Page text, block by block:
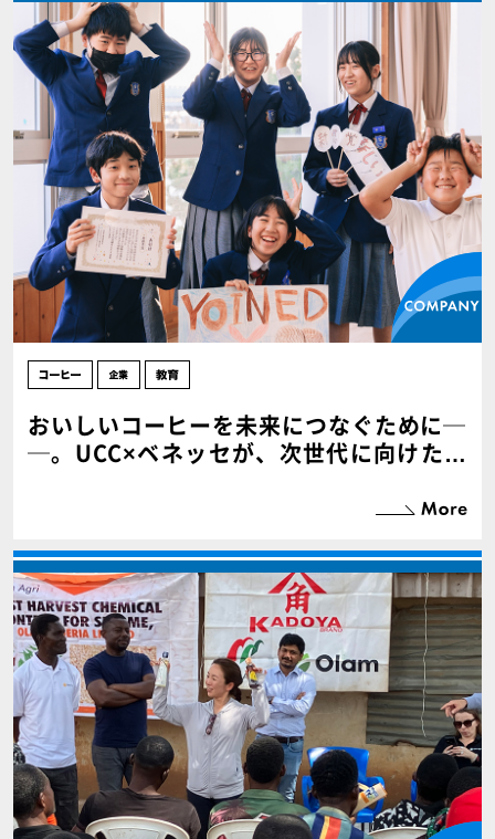
おいしいコーヒーを未来につなぐために─
─。UCC×ベネッセが、次世代に向けたサ